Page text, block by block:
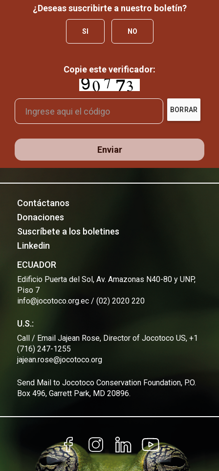
¿Deseas suscribirte a nuestro boletín?
SI NO
Copie este verificador:
BORRAR
Enviar
Contáctanos
Donaciones
Suscríbete a los boletines
Linkedin
ECUADOR
Edificio Puerta del Sol, Av. Amazonas N40-80 y UNP,
Piso 7
info@jocotoco.org.ec / (02) 2020 220
U.S.:
Call / Email Jajean Rose, Director of Jocotoco US, +1
(716) 247-1255
jajean.rose@jocotoco.org
Send Mail to Jocotoco Conservation Foundation, P.O.
Box 496, Garrett Park, MD 20896.